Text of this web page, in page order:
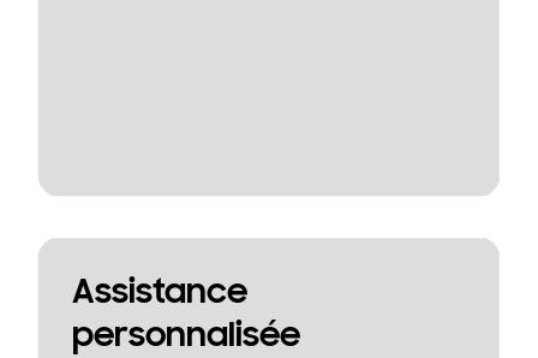
Assistance
personnalisée